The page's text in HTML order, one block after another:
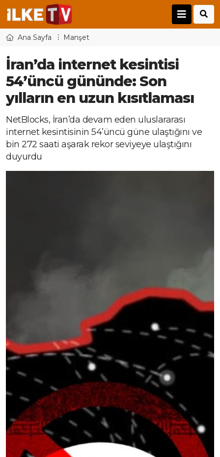
Ana Sayfa Manşet
İran’da internet kesintisi
54’üncü gününde: Son
yılların en uzun kısıtlaması
NetBlocks, İran’da devam eden uluslararası
internet kesintisinin 54’üncü güne ulaştığını ve
bin 272 saati aşarak rekor seviyeye ulaştığını
duyurdu